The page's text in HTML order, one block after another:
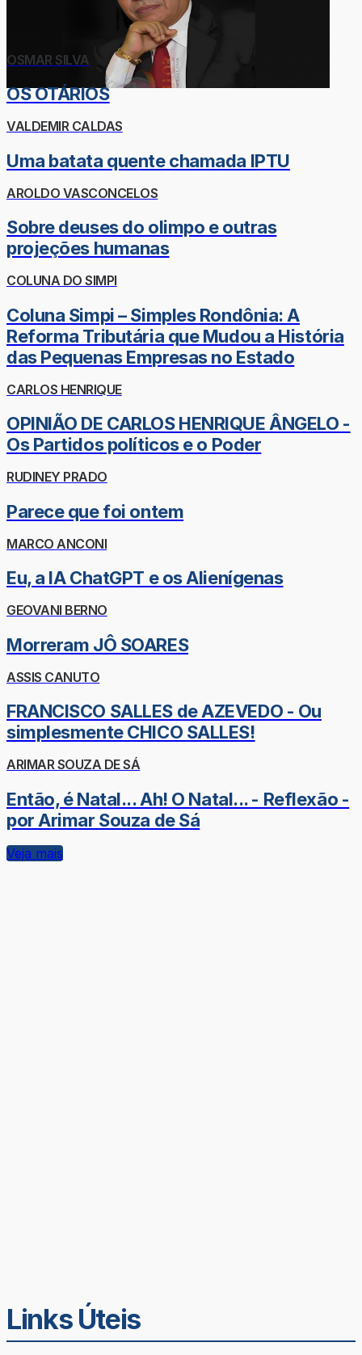
OSMAR SILVA
OS OTÁRIOS
VALDEMIR CALDAS
Uma batata quente chamada IPTU
AROLDO VASCONCELOS
Sobre deuses do olimpo e outras
projeções humanas
COLUNA DO SIMPI
Coluna Simpi – Simples Rondônia: A
Reforma Tributária que Mudou a História
das Pequenas Empresas no Estado
CARLOS HENRIQUE
OPINIÃO DE CARLOS HENRIQUE ÂNGELO -
Os Partidos políticos e o Poder
RUDINEY PRADO
Parece que foi ontem
MARCO ANCONI
Eu, a IA ChatGPT e os Alienígenas
GEOVANI BERNO
Morreram JÔ SOARES
ASSIS CANUTO
FRANCISCO SALLES de AZEVEDO - Ou
simplesmente CHICO SALLES!
ARIMAR SOUZA DE SÁ
Então, é Natal... Ah! O Natal... - Reflexão -
por Arimar Souza de Sá
Veja mais
Links Úteis